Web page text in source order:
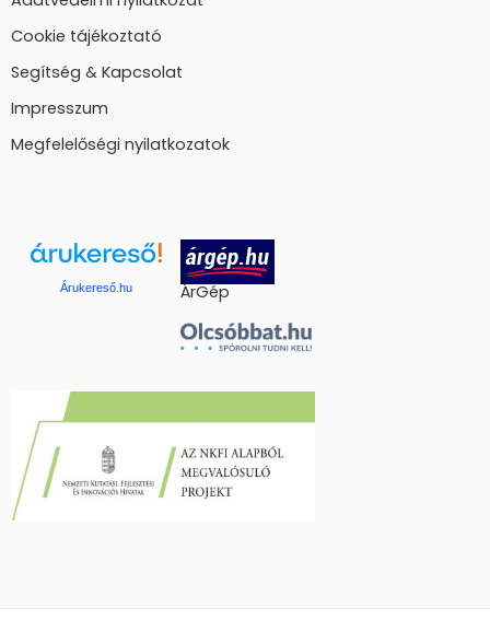
Cookie tájékoztató
Segítség & Kapcsolat
Impresszum
Megfelelőségi nyilatkozatok
Árukereső.hu ÁrGép